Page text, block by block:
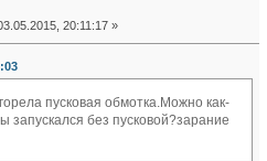
20:11:17 »
пусковая обмотка.Можно как-
запускался без пусковой?зарание